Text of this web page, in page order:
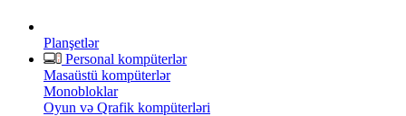
Planşetlər
Personal kompüterlər
Masaüstü kompüterlər
Monobloklar
Oyun və Qrafik kompüterləri